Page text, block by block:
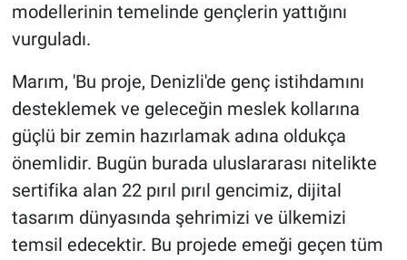
modellerinin temelinde gençlerin yattığını
vurguladı.
Marım, 'Bu proje, Denizli'de genç istihdamını
desteklemek ve geleceğin meslek kollarına
güçlü bir zemin hazırlamak adına oldukça
önemlidir. Bugün burada uluslararası nitelikte
sertifika alan 22 pırıl pırıl gencimiz, dijital
tasarım dünyasında şehrimizi ve ülkemizi
temsil edecektir. Bu projede emeği geçen tüm